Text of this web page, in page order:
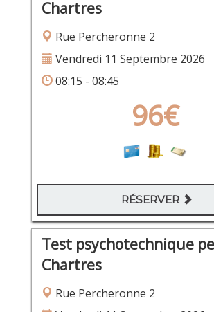
Chartres
Rue Percheronne 2
Vendredi 11 Septembre 2026
08:15 - 08:45
96€
RÉSERVER
Test psychotechnique
Chartres
Rue Percheronne 2